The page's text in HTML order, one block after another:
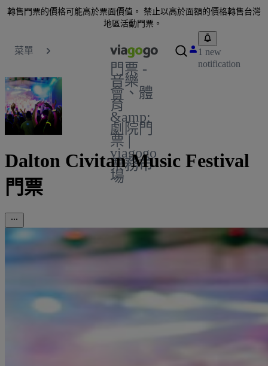
轉售門票的價格可能高於票面價值。 禁止以高於面額的價格轉售台灣
地區活動門票。
菜單
門票 -
音樂
會、體
育
&amp;
劇院門
票 |
viagogo
票務市
場
1 new
notification
Dalton Civitan Music Festival
門票